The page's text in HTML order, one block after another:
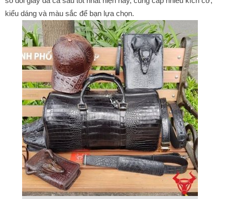
Xưởng sản xuất túi du lịch da cá sấu, mũ da cá sấu,
giày da cá sấu, ví da cá sấu, thắt lưng da cá sấu,
clutch cá sấu
Tại Đồ Da VR360, chúng tôi hiểu rằng đối với những sản phẩm
cao cấp như thắt lưng da cá sấu,Bóp Da Cá Sấu, giày da cá
sấu thì chất lượng là trên hết. Đó là lý do tại sao chúng tôi nỗ lực
hết mình để đảm bảo chỉ những vật liệu tốt nhất mới được sử